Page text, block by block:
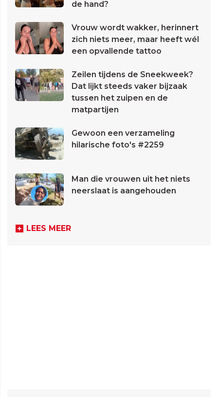
de hand?
Vrouw wordt wakker, herinnert
zich niets meer, maar heeft wél
een opvallende tattoo
Zeilen tijdens de Sneekweek?
Dat lijkt steeds vaker bijzaak
tussen het zuipen en de
matpartijen
Gewoon een verzameling
hilarische foto's #2259
Man die vrouwen uit het niets
neerslaat is aangehouden
LEES MEER